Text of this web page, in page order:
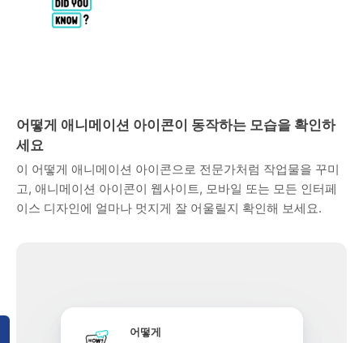
어떻게 애니메이션 아이콘이 동작하는 모습을 확인하
세요
이 어떻게 애니메이션 아이콘으로 전문가처럼 작업물을 꾸미
고, 애니메이션 아이콘이 웹사이트, 모바일 또는 모든 인터페
이스 디자인에 얼마나 멋지게 잘 어울릴지 확인해 보세요.
어떻게